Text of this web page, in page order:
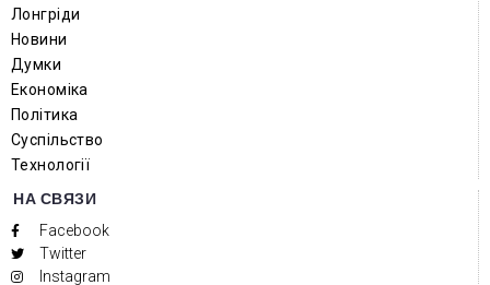
Лонгріди
Новини
Думки
Економіка
Політика
Суспільство
Технології
НА СВЯЗИ
Facebook
Twitter
Instagram